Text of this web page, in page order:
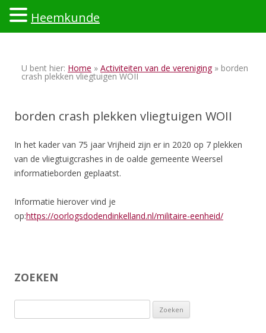
U bent hier: Home » Activiteiten van de vereniging» borden
crash plekken vliegtuigen WOII
borden crash plekken vliegtuigen WOII
In het kader van 75 jaar Vrijheid zijn er in 2020 op 7 plekken
van de vliegtuigcrashes in de oalde gemeente Weersel
informatieborden geplaatst.
Informatie hierover vind je
op:https://oorlogsdodendinkelland.nl/militaire-eenheid/
ZOEKEN
naar:
Heemkunde